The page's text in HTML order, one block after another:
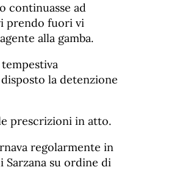
continuasse ad
prendo fuori vi
alla gamba.
la detenzione
prescrizioni in atto.
regolarmente in
su ordine di